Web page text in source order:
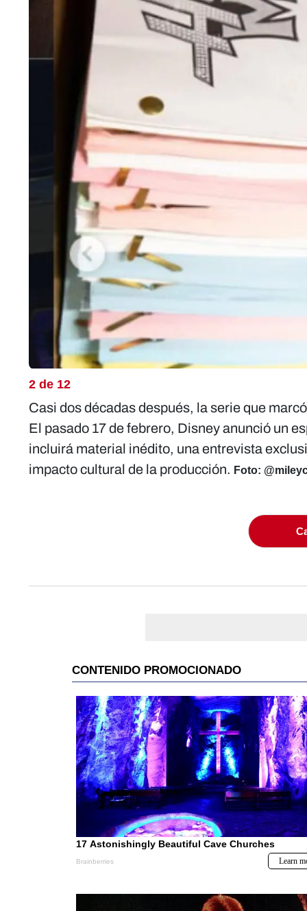
2 de 12
Casi dos décadas después, la serie que
El pasado 17 de febrero, Disney anunció un
incluirá material inédito, una entrevista
impacto cultural de la producción. Foto: